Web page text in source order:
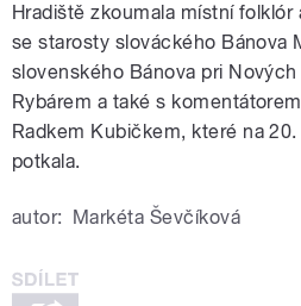
Hradiště zkoumala místní
se starosty slováckého Bánova
slovenského Bánova pri
Rybárem a také s
Radkem Kubičkem, které na
potkala.
autor: Markéta Ševčíková